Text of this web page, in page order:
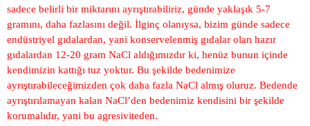
sadece belirli bir miktarını ayrıştırabiliriz, günde yaklaşık 5-7
gramını, daha fazlasını değil. İlginç olanıysa, bizim günde sadece
endüstriyel gıdalardan, yani konservelenmiş gıdalar olan hazır
gıdalardan 12-20 gram NaCl aldığımızdır ki, henüz bunun içinde
kendimizin kattığı tuz yoktur. Bu şekilde bedenimize
ayrıştırabileceğimizden çok daha fazla NaCl almış oluruz. Bedende
ayrıştırılamayan kalan NaCl’den bedenimiz kendisini bir şekilde
korumalıdır, yani bu agresiviteden.